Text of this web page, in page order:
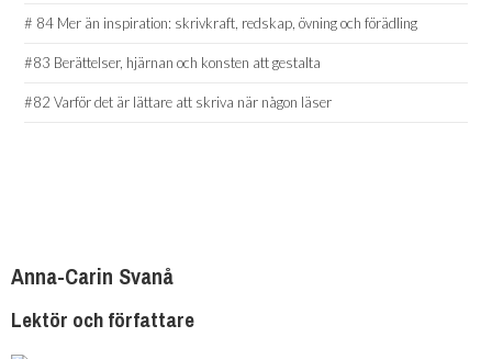
# 84 Mer än inspiration: skrivkraft, redskap, övning och förädling
#83 Berättelser, hjärnan och konsten att gestalta
#82 Varför det är lättare att skriva när någon läser
Anna-Carin Svanå
Lektör och författare